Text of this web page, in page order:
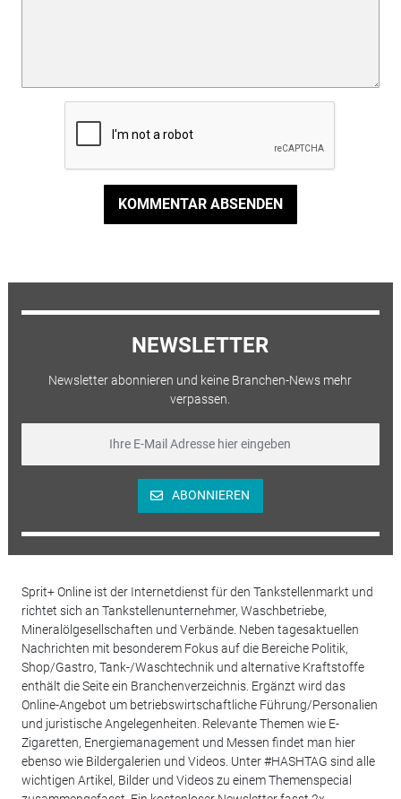
KOMMENTAR ABSENDEN
NEWSLETTER
Newsletter abonnieren und keine Branchen-News mehr
verpassen.
ABONNIEREN
Sprit+ Online ist der Internetdienst für den Tankstellenmarkt und
richtet sich an Tankstellenunternehmer, Waschbetriebe,
Mineralölgesellschaften und Verbände. Neben tagesaktuellen
Nachrichten mit besonderem Fokus auf die Bereiche Politik,
Shop/Gastro, Tank-/Waschtechnik und alternative Kraftstoffe
enthält die Seite ein Branchenverzeichnis. Ergänzt wird das
Online-Angebot um betriebswirtschaftliche Führung/Personalien
und juristische Angelegenheiten. Relevante Themen wie E-
Zigaretten, Energiemanagement und Messen findet man hier
ebenso wie Bildergalerien und Videos. Unter #HASHTAG sind alle
wichtigen Artikel, Bilder und Videos zu einem Themenspecial